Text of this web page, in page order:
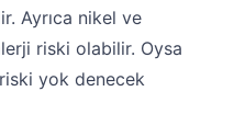
Ayrıca nikel ve
riski olabilir. Oysa
yok denecek